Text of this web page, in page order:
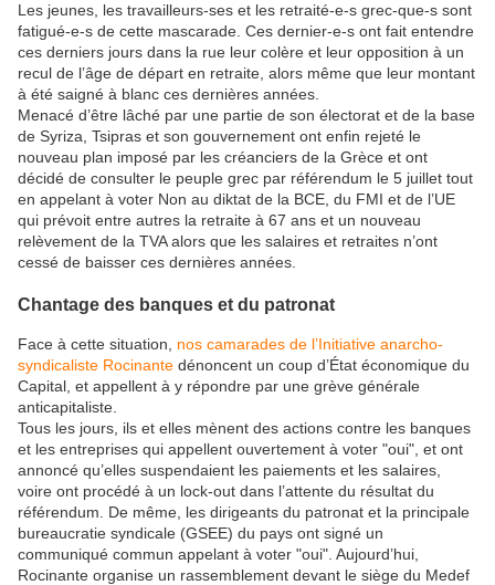
Les jeunes, les travailleurs-ses et les retraité-e-s grec-que-s sont
fatigué-e-s de cette mascarade. Ces dernier-e-s ont fait entendre
ces derniers jours dans la rue leur colère et leur opposition à un
recul de l’âge de départ en retraite, alors même que leur montant
à été saigné à blanc ces dernières années.
Menacé d’être lâché par une partie de son électorat et de la base
de Syriza, Tsipras et son gouvernement ont enfin rejeté le
nouveau plan imposé par les créanciers de la Grèce et ont
décidé de consulter le peuple grec par référendum le 5 juillet tout
en appelant à voter Non au diktat de la BCE, du FMI et de l’UE
qui prévoit entre autres la retraite à 67 ans et un nouveau
relèvement de la TVA alors que les salaires et retraites n’ont
cessé de baisser ces dernières années.
Chantage des banques et du patronat
Face à cette situation, nos camarades de l’Initiative anarcho-
syndicaliste Rocinante dénoncent un coup d’État économique du
Capital, et appellent à y répondre par une grève générale
anticapitaliste.
Tous les jours, ils et elles mènent des actions contre les banques
et les entreprises qui appellent ouvertement à voter "oui", et ont
annoncé qu’elles suspendaient les paiements et les salaires,
voire ont procédé à un lock-out dans l’attente du résultat du
référendum. De même, les dirigeants du patronat et la principale
bureaucratie syndicale (GSEE) du pays ont signé un
communiqué commun appelant à voter "oui". Aujourd’hui,
Rocinante organise un rassemblement devant le siège du Medef